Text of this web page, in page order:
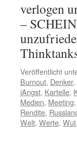
verlogen
–
Veröffentlicht
Burnout, Denker,
jAngst, Kartelle,
Medien, Meeting,
Rendite,
Welt, Werte, Wut,